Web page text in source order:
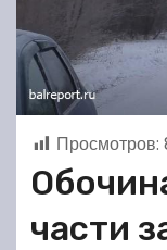
Просмотров:
части